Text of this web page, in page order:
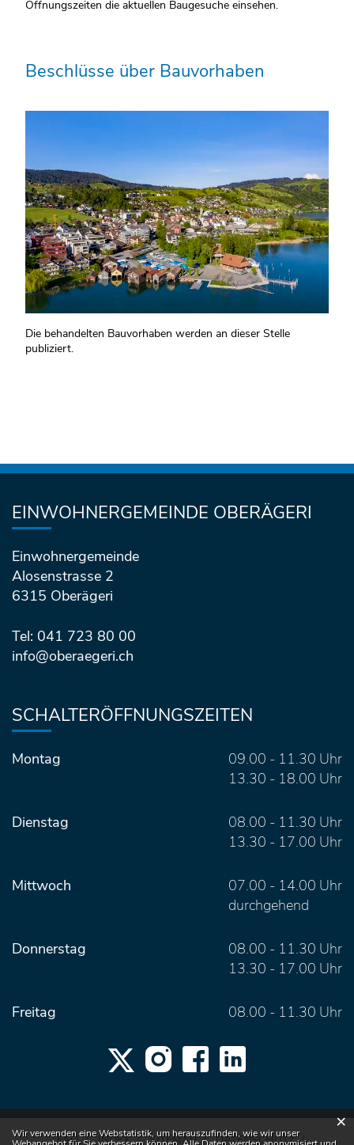
Öffnungszeiten die aktuellen Baugesuche einsehen.
Beschlüsse über Bauvorhaben
Die behandelten Bauvorhaben werden an dieser Stelle
publiziert.
Fusszeile
EINWOHNERGEMEINDE OBERÄGERI
Einwohnergemeinde
Alosenstrasse 2
6315 Oberägeri
Tel: 041 723 80 00
info@oberaegeri.ch
SCHALTERÖFFNUNGSZEITEN
Montag
09.00 - 11.30 Uhr
13.30 - 18.00 Uhr
Dienstag
08.00 - 11.30 Uhr
13.30 - 17.00 Uhr
Mittwoch
07.00 - 14.00 Uhr
durchgehend
Donnerstag
08.00 - 11.30 Uhr
13.30 - 17.00 Uhr
Freitag 08.00 - 11.30 Uhr
FAQ INDEX SITEMAP DATENSCHUTZ
Webstatistik
Wir verwenden eine Webstatistik, um herauszufinden, wie wir unser
×